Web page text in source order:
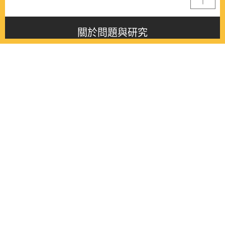
關於問題與研究
About this journal